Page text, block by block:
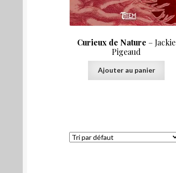
Curieux de Nature – Jackie
Pigeaud
Ajouter au panier